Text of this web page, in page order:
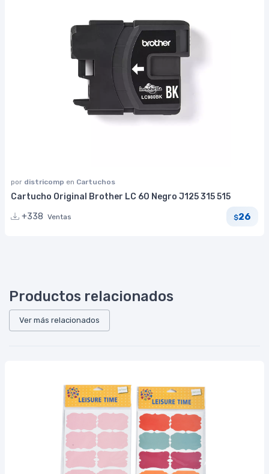
por districomp en Cartuchos
Cartucho Original Brother LC 60 Negro J125 315 515
+338 Ventas $26
Productos relacionados
Ver más relacionados